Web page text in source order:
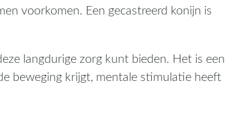
voorkomen. Een gecastreerd konijn is
langdurige zorg kunt bieden. Het is een
beweging krijgt, mentale stimulatie heeft